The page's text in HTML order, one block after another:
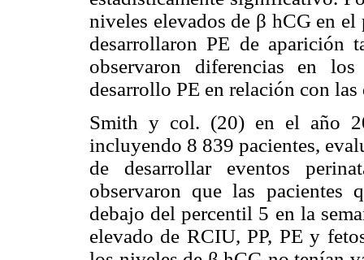
niveles elevados de β hCG en
desarrollaron PE de aparición
observaron diferencias en
desarrollo PE en relación con
Smith y col. (20) en el año
incluyendo 8 839 pacientes,
de desarrollar eventos
observaron que las pacientes
debajo del percentil 5 en la
elevado de RCIU, PP, PE y